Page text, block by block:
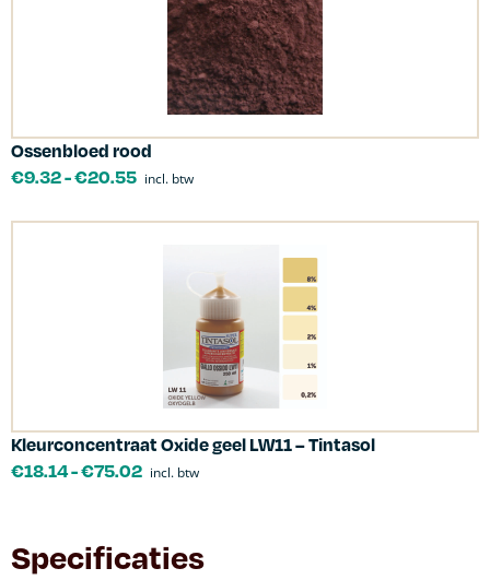
Ossenbloed rood
€9.32-€20.55 incl. btw
Kleurconcentraat Oxide geel LW11 – Tintasol
€18.14-€75.02 incl. btw
Specificaties